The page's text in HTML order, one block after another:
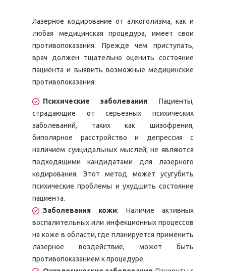
Лазерное кодирование от алкоголизма, как и
любая медицинская процедура, имеет свои
противопоказания. Прежде чем приступать,
врач должен тщательно оценить состояние
пациента и выявить возможные медицинские
противопоказания:
Психические заболевания: Пациенты,
страдающие от серьезных психических
заболеваний, таких как шизофрения,
биполярное расстройство и депрессия с
наличием суицидальных мыслей, не являются
подходящими кандидатами для лазерного
кодирования. Этот метод может усугубить
психические проблемы и ухудшить состояние
пациента.
Заболевания кожи: Наличие активных
воспалительных или инфекционных процессов
на коже в области, где планируется применить
лазерное воздействие, может быть
противопоказанием к процедуре.